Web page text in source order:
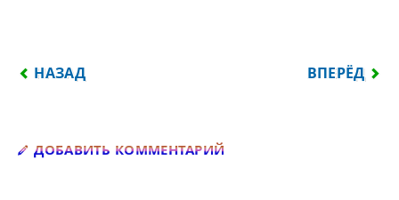
ПРЕДЫДУЩИЙ: СМЫСЛ ЭТОЙ ПЕСНИ НЕ
НАЗАД ВПЕРЁД
ДОБАВИТЬ КОММЕНТАРИЙ